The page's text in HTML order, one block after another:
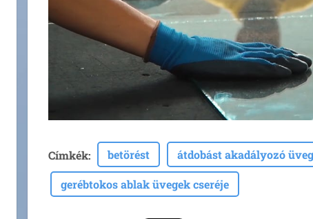
Címkék: betörést átdobást akadályozó
gerébtokos ablak üvegek cseréje